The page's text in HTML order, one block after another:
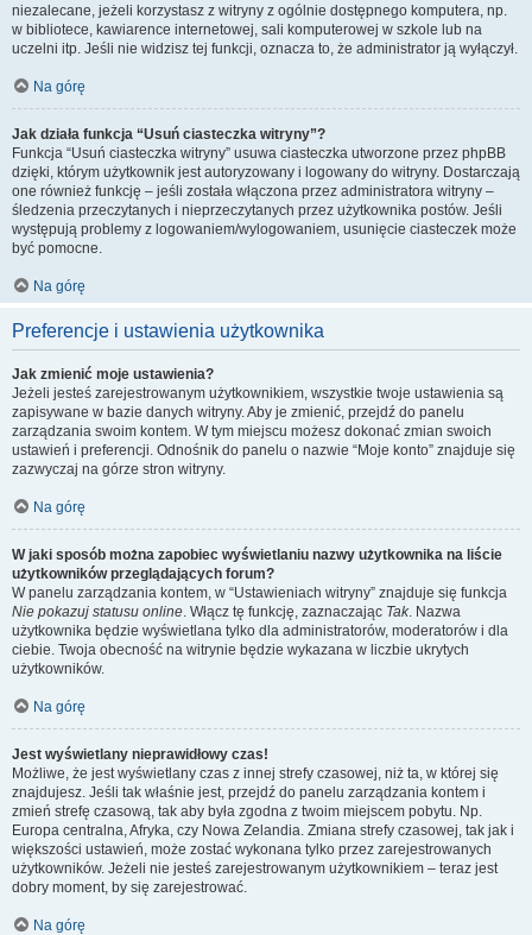
niezalecane, jeżeli korzystasz z witryny z ogólnie dostępnego komputera, np.
w bibliotece, kawiarence internetowej, sali komputerowej w szkole lub na
uczelni itp. Jeśli nie widzisz tej funkcji, oznacza to, że administrator ją wyłączył.
Na górę
Jak działa funkcja “Usuń ciasteczka witryny”?
Funkcja “Usuń ciasteczka witryny” usuwa ciasteczka utworzone przez phpBB
dzięki, którym użytkownik jest autoryzowany i logowany do witryny. Dostarczają
one również funkcję – jeśli została włączona przez administratora witryny –
śledzenia przeczytanych i nieprzeczytanych przez użytkownika postów. Jeśli
występują problemy z logowaniem/wylogowaniem, usunięcie ciasteczek może
być pomocne.
Na górę
Preferencje i ustawienia użytkownika
Jak zmienić moje ustawienia?
Jeżeli jesteś zarejestrowanym użytkownikiem, wszystkie twoje ustawienia są
zapisywane w bazie danych witryny. Aby je zmienić, przejdź do panelu
zarządzania swoim kontem. W tym miejscu możesz dokonać zmian swoich
ustawień i preferencji. Odnośnik do panelu o nazwie “Moje konto” znajduje się
zazwyczaj na górze stron witryny.
Na górę
W jaki sposób można zapobiec wyświetlaniu nazwy użytkownika na liście
użytkowników przeglądających forum?
W panelu zarządzania kontem, w “Ustawieniach witryny” znajduje się funkcja
Nie pokazuj statusu online. Włącz tę funkcję, zaznaczając Tak. Nazwa
użytkownika będzie wyświetlana tylko dla administratorów, moderatorów i dla
ciebie. Twoja obecność na witrynie będzie wykazana w liczbie ukrytych
użytkowników.
Na górę
Jest wyświetlany nieprawidłowy czas!
Możliwe, że jest wyświetlany czas z innej strefy czasowej, niż ta, w której się
znajdujesz. Jeśli tak właśnie jest, przejdź do panelu zarządzania kontem i
zmień strefę czasową, tak aby była zgodna z twoim miejscem pobytu. Np.
Europa centralna, Afryka, czy Nowa Zelandia. Zmiana strefy czasowej, tak jak i
większości ustawień, może zostać wykonana tylko przez zarejestrowanych
użytkowników. Jeżeli nie jesteś zarejestrowanym użytkownikiem – teraz jest
dobry moment, by się zarejestrować.
Na górę